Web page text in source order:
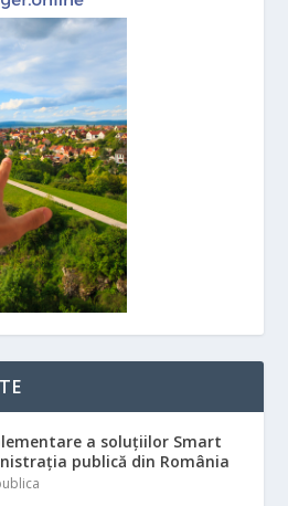
a soluțiilor Smart
publică din România